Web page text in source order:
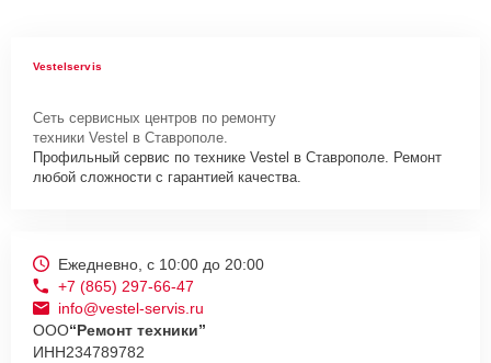
Vestelservis
Сеть сервисных центров по ремонту
техники Vestel в Ставрополе.
Профильный сервис по технике Vestel в Ставрополе. Ремонт
любой сложности с гарантией качества.
Ежедневно, с 10:00 до 20:00
+7 (865) 297-66-47
info@vestel-servis.ru
ООО“Ремонт техники”
ИНН234789782